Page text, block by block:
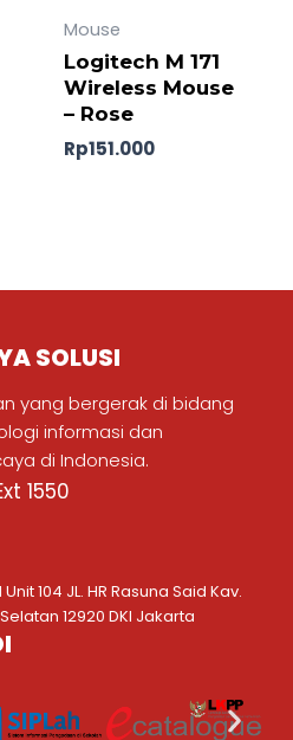
Mouse
Logitech M 171
Wireless Mouse
– Rose
Rp151.000
SOLUSI
yang bergerak di bidang
informasi dan
di Indonesia.
1550
104 JL. HR Rasuna Said Kav.
12920 DKI Jakarta